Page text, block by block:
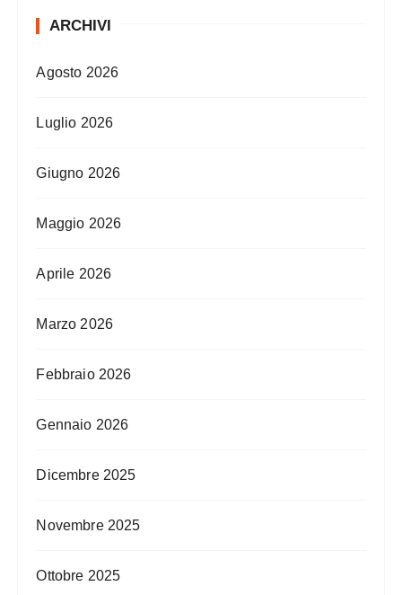
ARCHIVI
Agosto 2026
Luglio 2026
Giugno 2026
Maggio 2026
Aprile 2026
Marzo 2026
Febbraio 2026
Gennaio 2026
Dicembre 2025
Novembre 2025
Ottobre 2025